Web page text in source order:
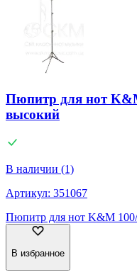
Пюпитр для нот
высокий
В наличии (1)
Артикул: 351067
Пюпитр для нот K&M
В избранное